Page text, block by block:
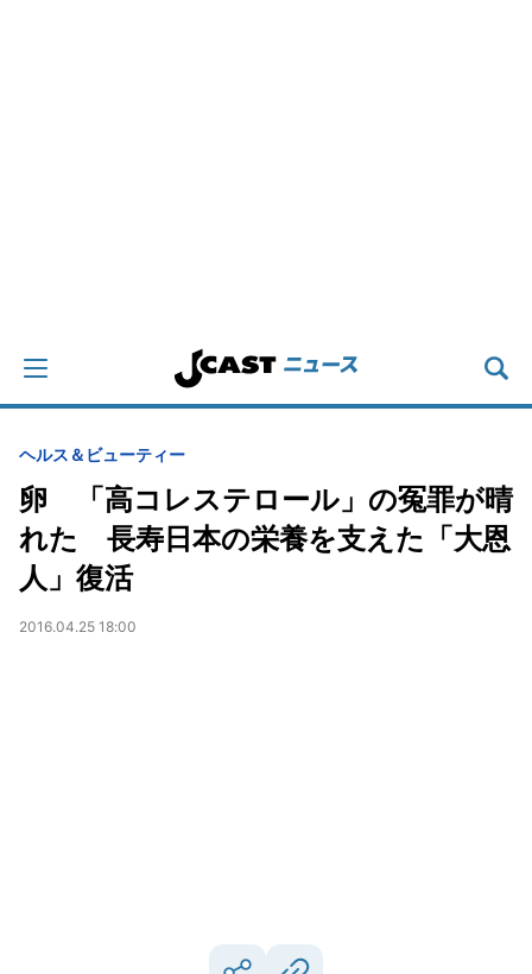
ヘルス＆ビューティー
卵 「高コレステロール」の冤罪が晴
れた 長寿日本の栄養を支えた「大恩
人」復活
2016.04.25 18:00